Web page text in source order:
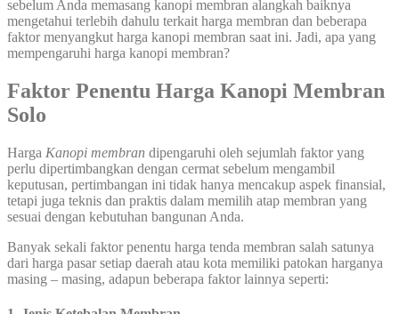
sebelum Anda memasang kanopi membran alangkah baiknya
mengetahui terlebih dahulu terkait harga membran dan beberapa
faktor menyangkut harga kanopi membran saat ini. Jadi, apa yang
mempengaruhi harga kanopi membran?
Faktor Penentu Harga Kanopi Membran
Solo
Harga Kanopi membran dipengaruhi oleh sejumlah faktor yang
perlu dipertimbangkan dengan cermat sebelum mengambil
keputusan, pertimbangan ini tidak hanya mencakup aspek finansial,
tetapi juga teknis dan praktis dalam memilih atap membran yang
sesuai dengan kebutuhan bangunan Anda.
Banyak sekali faktor penentu harga tenda membran salah satunya
dari harga pasar setiap daerah atau kota memiliki patokan harganya
masing – masing, adapun beberapa faktor lainnya seperti: